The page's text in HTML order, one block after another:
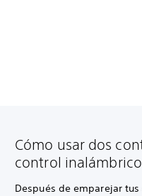
Cómo usar dos
control
Después de emparejar